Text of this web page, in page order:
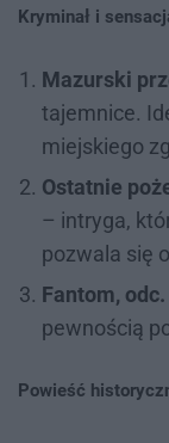
Kryminał i
Mazurski
tajemnice.
miejskiego
Ostatnie
– intryga,
pozwala się
Fantom, odc.
pewnością
Powieść